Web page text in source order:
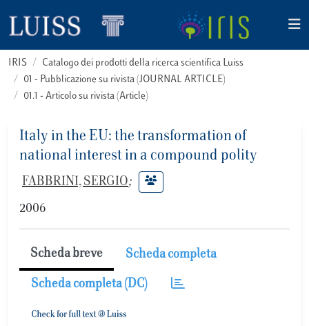
IRIS
Catalogo dei prodotti della ricerca scientifica Luiss
01 - Pubblicazione su rivista (JOURNAL ARTICLE)
01.1 - Articolo su rivista (Article)
Italy in the EU: the transformation of
national interest in a compound polity
FABBRINI, SERGIO;
2006
Scheda breve Scheda completa
Scheda completa (DC)